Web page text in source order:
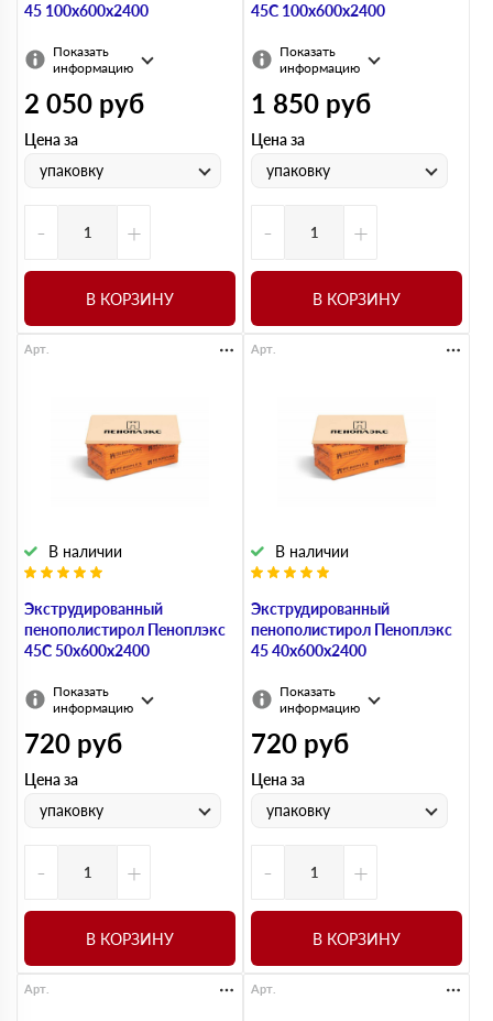
45 100х600х2400
Показать
информацию
2 050 руб
Цена за
упаковку
- +
В КОРЗИНУ
45С 100х600х2400
Показать
информацию
1 850 руб
Цена за
упаковку
- +
В КОРЗИНУ
Экструдированный
пенополистирол Пеноплэкс
45С 50х600х2400
В наличии
Арт.
Показать
информацию
720 руб
Цена за
упаковку
- +
В КОРЗИНУ
Экструдированный
пенополистирол Пеноплэкс
45 40х600х2400
В наличии
Арт.
Показать
информацию
720 руб
Цена за
упаковку
- +
В КОРЗИНУ
Арт. Арт.